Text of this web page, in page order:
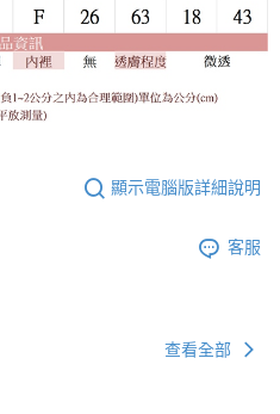
顯示電腦版詳細說明
客服
查看全部